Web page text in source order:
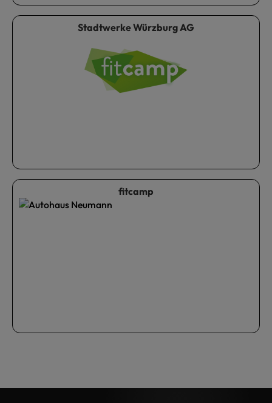
Stadtwerke Würzburg AG
fitcamp